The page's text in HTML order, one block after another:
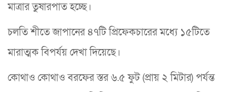
মাত্রার তুষারপাত হচ্ছে।
চলতি শীতে জাপানের ৪৭টি প্রিফেকচারের মধ্যে ১৫টিতে
মারাত্মক বিপর্যয় দেখা দিয়েছে।
কোথাও কোথাও বরফের স্তর ৬.৫ ফুট (প্রায় ২ মিটার) পর্যন্ত